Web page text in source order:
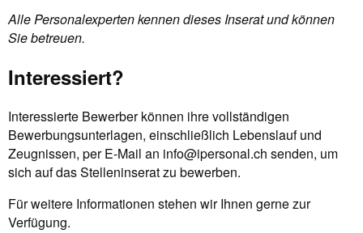
Alle Personalexperten kennen dieses Inserat und können
Sie betreuen.
Interessiert?
Interessierte Bewerber können ihre vollständigen
Bewerbungsunterlagen, einschließlich Lebenslauf und
Zeugnissen, per E-Mail an info@ipersonal.ch senden, um
sich auf das Stelleninserat zu bewerben.
Für weitere Informationen stehen wir Ihnen gerne zur
Verfügung.